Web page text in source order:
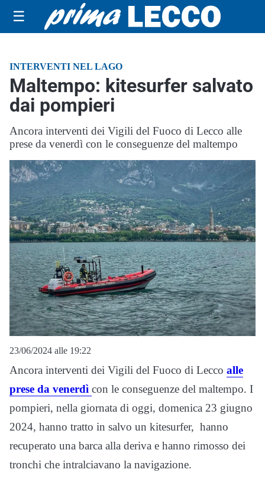
☰
INTERVENTI NEL LAGO
Maltempo: kitesurfer salvato
dai pompieri
Ancora interventi dei Vigili del Fuoco di Lecco alle
prese da venerdì con le conseguenze del maltempo
23/06/2024 alle 19:22
Ancora interventi dei Vigili del Fuoco di Lecco alle
prese da venerdì con le conseguenze del maltempo. I
pompieri, nella giornata di oggi, domenica 23 giugno
2024, hanno tratto in salvo un kitesurfer, hanno
recuperato una barca alla deriva e hanno rimosso dei
tronchi che intralciavano la navigazione.